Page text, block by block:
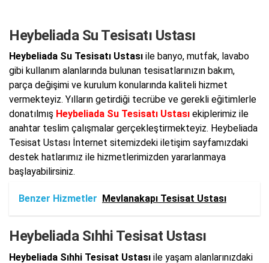
Heybeliada Su Tesisatı Ustası
Heybeliada Su Tesisatı Ustası ile banyo, mutfak, lavabo
gibi kullanım alanlarında bulunan tesisatlarınızın bakım,
parça değişimi ve kurulum konularında kaliteli hizmet
vermekteyiz. Yılların getirdiği tecrübe ve gerekli eğitimlerle
donatılmış Heybeliada Su Tesisatı Ustası ekiplerimiz ile
anahtar teslim çalışmalar gerçekleştirmekteyiz. Heybeliada
Tesisat Ustası İnternet sitemizdeki iletişim sayfamızdaki
destek hatlarımız ile hizmetlerimizden yararlanmaya
başlayabilirsiniz.
Benzer Hizmetler Mevlanakapı Tesisat Ustası
Heybeliada Sıhhi Tesisat Ustası
Heybeliada Sıhhi Tesisat Ustası ile yaşam alanlarınızdaki